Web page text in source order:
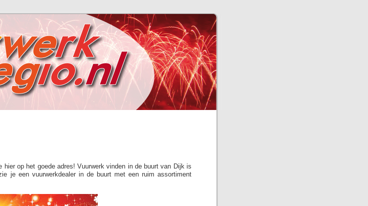
hier op het goede adres! Vuurwerk vinden in de buurt van Dijk is
je een vuurwerkdealer in de buurt met een ruim assortiment